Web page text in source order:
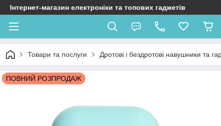
Інтернет-магазин електроніки та топових гаджетів
Товари та послуги Дротові і бездротові навушники та
ПОВНИЙ РОЗПРОДАЖ